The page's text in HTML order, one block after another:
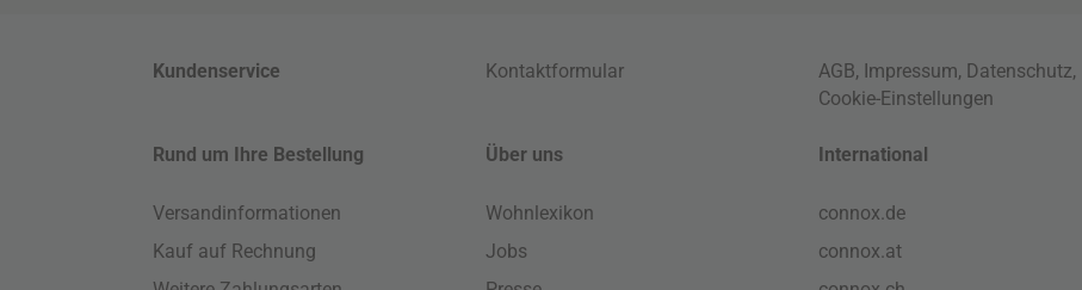
Kundenservice Kontaktformular AGB, Impressum, Datenschutz,
Cookie-Einstellungen
Rund um Ihre Bestellung
Versandinformationen
Kauf auf Rechnung
Über uns
Wohnlexikon
Jobs
International
connox.de
connox.at